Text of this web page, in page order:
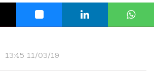
13:45 11/03/19